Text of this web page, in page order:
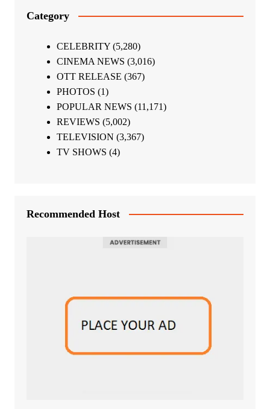
Category
CELEBRITY(5,280)
CINEMA NEWS (3,016)
OTT RELEASE (367)
PHOTOS (1)
POPULAR NEWS (11,171)
REVIEWS (5,002)
TELEVISION (3,367)
TV SHOWS (4)
Recommended Host